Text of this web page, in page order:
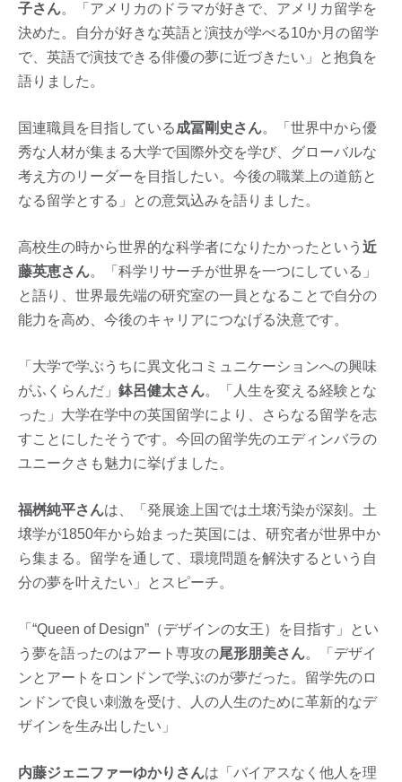
子さん。「アメリカのドラマが好きで、アメリカ留学を
決めた。自分が好きな英語と演技が学べる10か月の留学
で、英語で演技できる俳優の夢に近づきたい」と抱負を
語りました。
国連職員を目指している成冨剛史さん。「世界中から優
秀な人材が集まる大学で国際外交を学び、グローバルな
考え方のリーダーを目指したい。今後の職業上の道筋と
なる留学とする」との意気込みを語りました。
高校生の時から世界的な科学者になりたかったという 近
藤英恵さん。「科学リサーチが世界を一つにしている」
と語り、世界最先端の研究室の一員となることで自分の
能力を高め、今後のキャリアにつなげる決意です。
「大学で学ぶうちに異文化コミュニケーションへの興味
がふくらんだ」 鉢呂健太さん。「人生を変える経験とな
った」大学在学中の英国留学により、さらなる留学を志
すことにしたそうです。今回の留学先のエディンバラの
ユニークさも魅力に挙げました。
福桝純平さんは、「発展途上国では土壌汚染が深刻。土
壌学が1850年から始まった英国には、研究者が世界中か
ら集まる。留学を通して、環境問題を解決するという自
分の夢を叶えたい」とスピーチ。
「“Queen of Design”（デザインの女王）を目指す」とい
う夢を語ったのはアート専攻の尾形朋美さん。「デザイ
ンとアートをロンドンで学ぶのが夢だった。留学先のロ
ンドンで良い刺激を受け、人の人生のために革新的なデ
ザインを生み出したい」
内藤ジェニファーゆかりさんは「バイアスなく他人を理